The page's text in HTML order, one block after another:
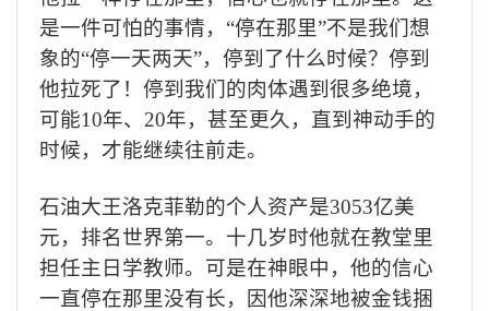
是一件可怕的事情，“停在那里”不是我们想
象的“停一天两天”，停到了什么时候？停到
他拉死了！停到我们的肉体遇到很多绝境，
可能10年、 20年，甚至更久，直到神动手的
时候，才能继续往前走。
石油大王洛克菲勒的个人资产是3053亿美
元，排名世界第一。十几岁时他就在教堂里
担任主日学教师。可是在神眼中，他的信心
一直停在那里没有长，因他深深地被金钱捆